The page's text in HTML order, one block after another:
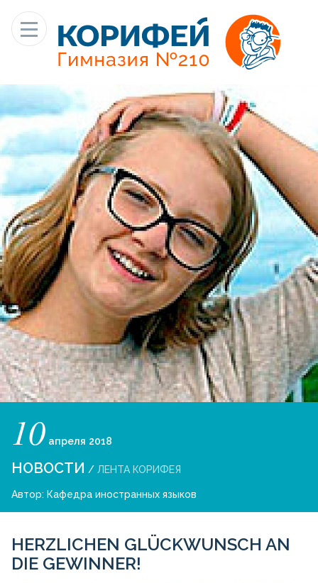
10 апреля 2018
НОВОСТИ / ЛЕНТА КОРИФЕЯ
Автор: Кафедра иностранных языков
HERZLICHEN GLÜCKWUNSCH AN
DIE GEWINNER!